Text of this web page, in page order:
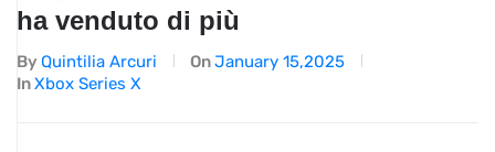
ha venduto di più
By Quintilia Arcuri OnJanuary 15,2025
InXbox Series X